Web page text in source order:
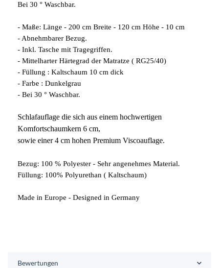
Bei 30 ° Waschbar.
- Maße: Länge - 200 cm Breite - 120 cm Höhe - 10 cm
- Abnehmbarer Bezug.
- Inkl. Tasche mit Tragegriffen.
- Mittelharter Härtegrad der Matratze ( RG25/40)
- Füllung : Kaltschaum 10 cm dick
- Farbe : Dunkelgrau
- Bei 30 ° Waschbar.
Schlafauflage die sich aus einem hochwertigen
Komfortschaumkern 6 cm,
sowie einer 4 cm hohen Premium Viscoauflage.
Bezug: 100 % Polyester - Sehr angenehmes Material.
Füllung: 100% Polyurethan ( Kaltschaum)
Made in Europe - Designed in Germany
Bewertungen